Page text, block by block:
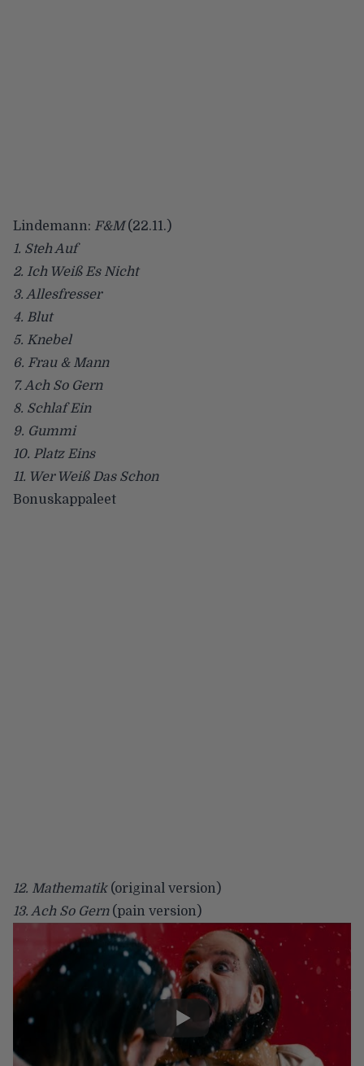
Lindemann: F&M(22.11.)
1. Steh Auf
2. Ich Weiß Es Nicht
3. Allesfresser
4. Blut
5. Knebel
6. Frau & Mann
7. Ach So Gern
8. Schlaf Ein
9. Gummi
10. Platz Eins
11. Wer Weiß Das Schon
Bonuskappaleet
12. Mathematik(original version)
13. Ach So Gern(pain version)